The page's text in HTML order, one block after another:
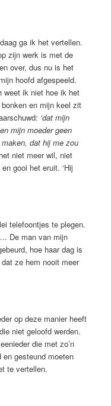
ga ik het vertellen.
zijn werk is met de
over, dus nu is het
hoofd afgespeeld.
weet ik niet hoe ik het
en mijn keel zit
‘dat mijn
mijn moeder geen
dat hij me zou
niet meer wil, niet
gooi het eruit. ‘Hij
telefoontjes te plegen.
De man van mijn
hoe haar dag is
ze hem nooit meer
op deze manier heeft
niet geloofd werden.
die met zo’n
gesteund moeten
te vertellen.